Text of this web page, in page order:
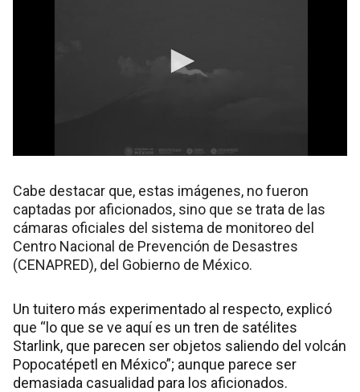
Cabe destacar que, estas imágenes, no fueron
captadas por aficionados, sino que se trata de las
cámaras oficiales del sistema de monitoreo del
Centro Nacional de Prevención de Desastres
(CENAPRED), del Gobierno de México.
Un tuitero más experimentado al respecto, explicó
que “lo que se ve aquí es un tren de satélites
Starlink, que parecen ser objetos saliendo del volcán
Popocatépetl en México”; aunque parece ser
demasiada casualidad para los aficionados.